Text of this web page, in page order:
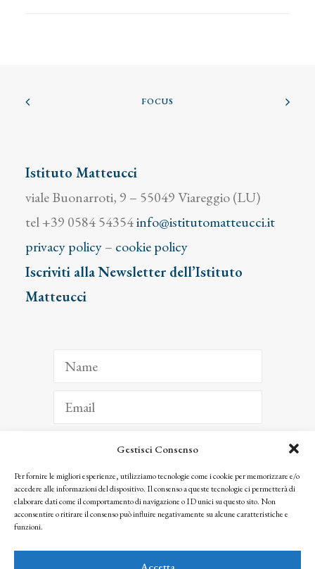
Gestisci Consenso
Per fornire le migliori esperienze, utilizziamo tecnologie come i cookie per memorizzare e/o
accedere alle informazioni del dispositivo. Il consenso a queste tecnologie ci permetterà di
elaborare dati come il comportamento di navigazione o ID unici su questo sito. Non
acconsentire o ritirare il consenso può influire negativamente su alcune caratteristiche e
funzioni.
Accetta
FOCUS
Istituto Matteucci
viale Buonarroti, 9 – 55049 Viareggio (LU)
tel +39 0584 54354info@istitutomatteucci.it
privacy policy– cookie policy
Iscriviti alla Newsletter dell’Istituto
Matteucci
ISCRIVITI
Facendo clic per iscriverti, riconosci che le tue informazioni saranno trattate
seguendo la nostra Privacy Policy
© 2025 Istituto Matteucci. All right reserved
l’autorizzazione scritta dei proprietari dei diritti e dell’Istituto Matteucci